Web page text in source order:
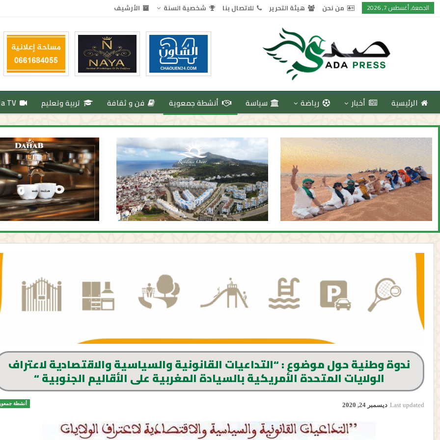
الجمعة, أغسطس 7, 2026 من نحن هيئة التحرير للاتصال بنا شخصية السنة الأرشيف
الرئيسية أخبار رياضة سياسة أنشطة جمعوية فن و ثقافة تربية وتعليم TV
ندوة وطنية حول موضوع : “التداعيات القانونية والسياسية والاقتصادية لاعتراف
الولايات المتحدة الأمريكية بالسيادة المغربية على الأقاليم الجنوبية “
أنشطة Last updated ديسمبر 24, 2020